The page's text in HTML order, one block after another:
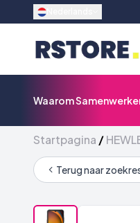
Waarom
Startpagina /
Terug naar